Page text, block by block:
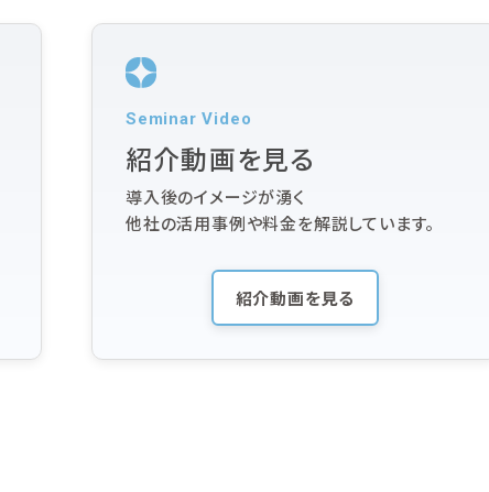
Seminar Video
紹介動画を見る
導入後のイメージが湧く
他社の活用事例や料金を解説しています。
紹介動画を見る